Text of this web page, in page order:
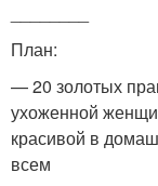
План:
— 20 золотых
ухоженной
красивой в
всем